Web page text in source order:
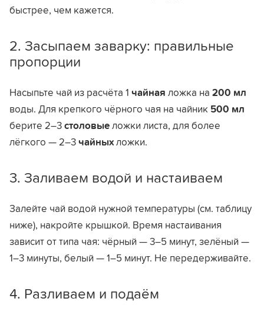
быстрее, чем кажется.
2. Засыпаем заварку: правильные
пропорции
Насыпьте чай из расчёта 1 чайная ложка на 200 мл
воды. Для крепкого чёрного чая на чайник 500 мл
берите 2–3 столовые ложки листа, для более
лёгкого — 2–3 чайных ложки.
3. Заливаем водой и настаиваем
Залейте чай водой нужной температуры (см. таблицу
ниже), накройте крышкой. Время настаивания
зависит от типа чая: чёрный — 3–5 минут, зелёный —
1–3 минуты, белый — 1–5 минут. Не передерживайте.
4. Разливаем и подаём